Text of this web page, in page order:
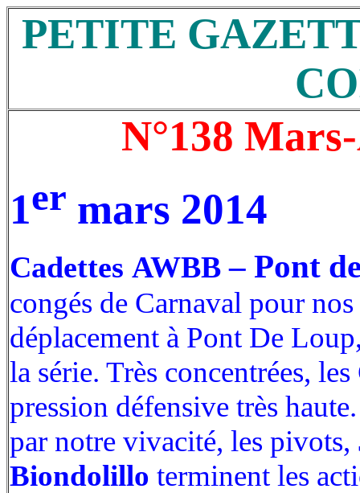
PETITE
N°138
1er mars 2014
Cadettes AWBB – Pont
congés de Carnaval pour
déplacement à Pont De
la série. Très concentrées,
pression défensive très
par notre vivacité, les pivots,
Biondolillo terminent les